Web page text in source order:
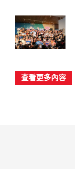
查看更多內容